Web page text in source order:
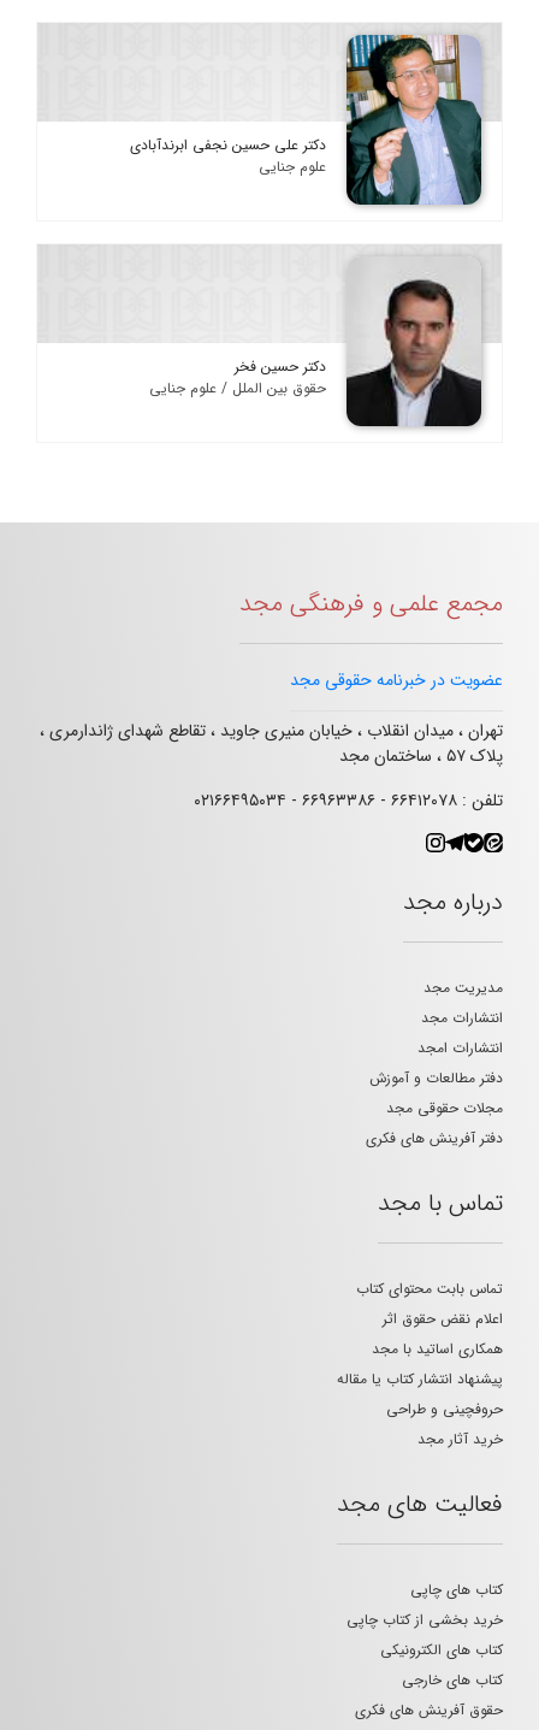
دکتر علی حسین نجفی ابرندآبادی
علوم جنایی
دکتر حسین فخر
حقوق بین الملل / علوم جنایی
مجمع علمی و فرهنگی مجد
عضویت در خبرنامه حقوقی مجد
تهران ، میدان انقلاب ، خیابان منیری جاوید ، تقاطع شهدای ژاندارمری ،
پلاک ۵۷ ، ساختمان مجد
تلفن : ۶۶۴۱۲۰۷۸ - ۶۶۹۶۳۳۸۶ - ۰۲۱۶۶۴۹۵۰۳۴
درباره مجد
مدیریت مجد
انتشارات مجد
انتشارات امجد
دفتر مطالعات و آموزش
مجلات حقوقی مجد
دفتر آفرینش های فکری
تماس با مجد
تماس بابت محتوای کتاب
اعلام نقض حقوق اثر
همکاری اساتید با مجد
پیشنهاد انتشار کتاب یا مقاله
حروفچینی و طراحی
خرید آثار مجد
فعالیت های مجد
کتاب های چاپی
خرید بخشی از کتاب چاپی
کتاب های الکترونیکی
کتاب های خارجی
حقوق آفرینش های فکری